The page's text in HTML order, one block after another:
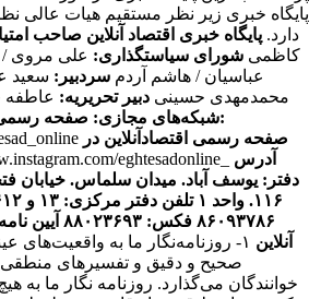
پایگاه خبری زیر نظر مستقیم هیات عالی
دارد. پایگاه خبری اقتصاد آنلاین صاحب
کاظمی شورای سیاستگذاری: علی مروی /
عباسیان / هاشم آردم سردبیر: سعید
محمدمهدی حسینی دبیر تحریریه: عاطفه
شبکه‌های مجازی:صفحه رسمی اقتصادآنلاین در توییتر:
صفحه رسمی اقتصادآنلاین در
eghtesadonline_ آدرس
دفتر: یوسف آباد. میدان سلماس. خیابان
۱۱۶. واحد ۱
۸۶۰۹۳۷۸۶ فکس: ۸۸۰۲۳۶۹۳
آیین
آنلاین
۱- روزنامه‌نگار ما به واقعیت‌های
صحیح و دقیق و تفسیرهای منطقی و
خوانندگان می‌گذارد. روزنامه نگار ما به